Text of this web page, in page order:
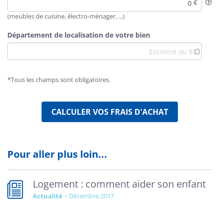
(meubles de cuisine, électro-ménager, ...)
Département de localisation de votre bien
*Tous les champs sont obligatoires.
CALCULER VOS FRAIS D'ACHAT
Pour aller plus loin...
Logement : comment aider son enfant
Actualité décembre 2017